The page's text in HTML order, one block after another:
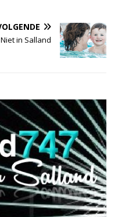
in Salland